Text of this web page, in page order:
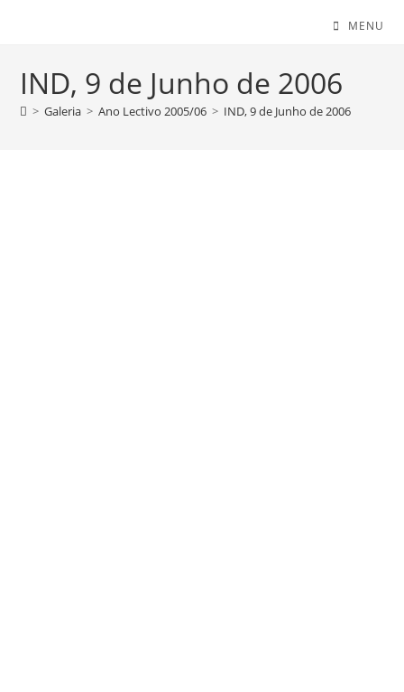
MENU
IND, 9 de Junho de 2006
> Galeria > Ano Lectivo 2005/06 > IND, 9 de Junho de 2006